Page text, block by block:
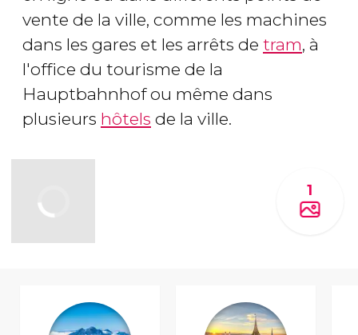
vente de la ville, comme les machines
dans les gares et les arrêts de tram, à
l'office du tourisme de la
Hauptbahnhof ou même dans
plusieurs hôtels de la ville.
1